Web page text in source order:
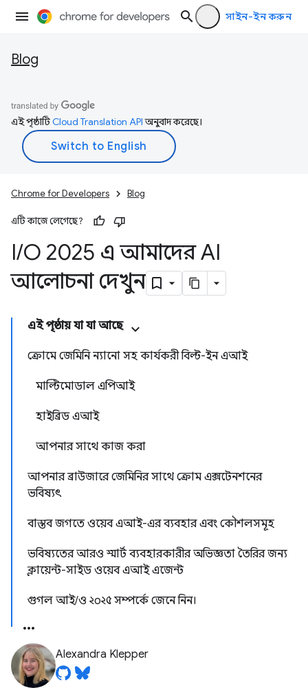
সাইন-ইন করুন
Blog
এই পৃষ্ঠাটিCloud Translation APIঅনুবাদ করেছে।
Chrome for Developers Blog
এটি কাজে লেগেছে?
I/O 2025 এ আমাদের AI
আলোচনা দেখুন
এই পৃষ্ঠায় যা যা আছে
ক্রোমে জেমিনি ন্যানো সহ কার্যকরী বিল্ট-ইন এআই
মাল্টিমোডাল এপিআই
হাইব্রিড এআই
আপনার সাথে কাজ করা
আপনার ব্রাউজারে জেমিনির সাথে ক্রোম এক্সটেনশনের
ভবিষ্যৎ
বাস্তব জগতে ওয়েব এআই-এর ব্যবহার এবং কৌশলসমূহ
ভবিষ্যতের আরও স্মার্ট ব্যবহারকারীর অভিজ্ঞতা তৈরির জন্য
ক্লায়েন্ট-সাইড ওয়েব এআই এজেন্ট
গুগল আই/ও ২০২৫ সম্পর্কে জেনে নিন।
Alexandra Klepper